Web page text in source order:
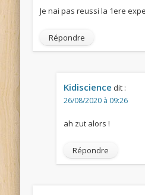
Je nai pas reussi la 1ere
Répondre
Kidiscience dit :
26/08/2020 à 09:26
ah zut alors !
Répondre